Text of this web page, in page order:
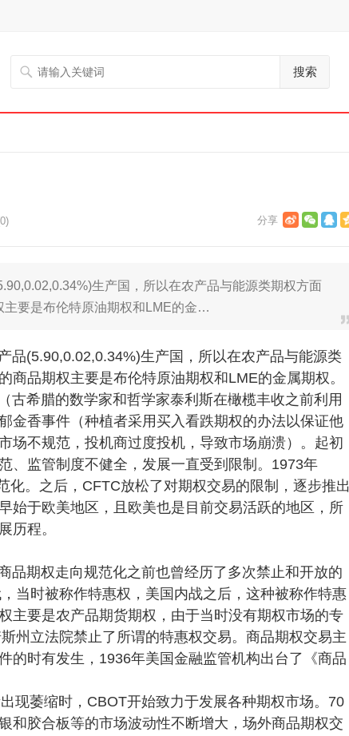
搜索
生产国，所以在农产品与能源类期权方面
主要是布伦特原油期权和LME的金…
品(5.90,0.02,0.34%)生产国，所以在农产品与能源类
品期权主要是布伦特原油期权和LME的金属期权。
古希腊的数学家和哲学家泰利斯在橄榄丰收之前利用
金香事件（种植者采用买入看跌期权的办法以保证他
场不规范，投机商过度投机，导致市场崩溃）。起初
、监管制度不健全，发展一直受到限制。1973年
化。之后，CFTC放松了对期权交易的限制，逐步推出
始于欧美地区，且欧美也是目前交易活跃的地区，所
历程。
品期权走向规范化之前也曾经历了多次禁止和开放的
当时被称作特惠权，美国内战之后，这种被称作特惠
主要是农产品期货期权，由于当时没有期权市场的专
州立法院禁止了所谓的特惠权交易。商品期权交易主
的时有发生，1936年美国金融监管机构出台了《商品
现萎缩时，CBOT开始致力于发展各种期权市场。70
和胶合板等的市场波动性不断增大，场外商品期权交